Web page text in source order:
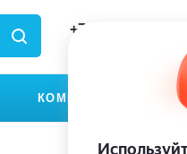
+79935174889
КОМПАНИЯ